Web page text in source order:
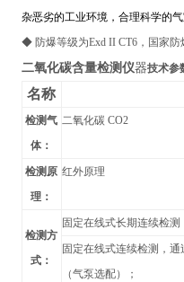
杂恶劣的工业环境，合理科学的
◆ 防爆等级为Exd II CT6，国家防
二氧化碳含量检测仪器技术参
名称
检测气
体：
二氧化碳 CO2
检测原
理：
红外原理
检测方
式：
固定在线式长期连续检测
固定在线式连续检测，
（气泵选配）；